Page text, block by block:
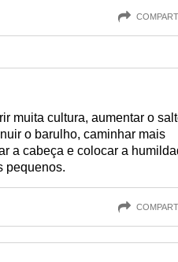
muita cultura, aumentar o
o barulho, caminhar mais
a cabeça e colocar a
pequenos.